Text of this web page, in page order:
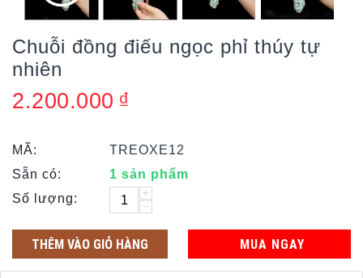
Chuỗi đồng điếu ngọc phỉ thúy tự
nhiên
2.200.000 ₫
MÃ:
TREOXE12
Sẵn có:
1 sản phẩm
Số lượng:
+
−
THÊM VÀO GIỎ HÀNG MUA NGAY